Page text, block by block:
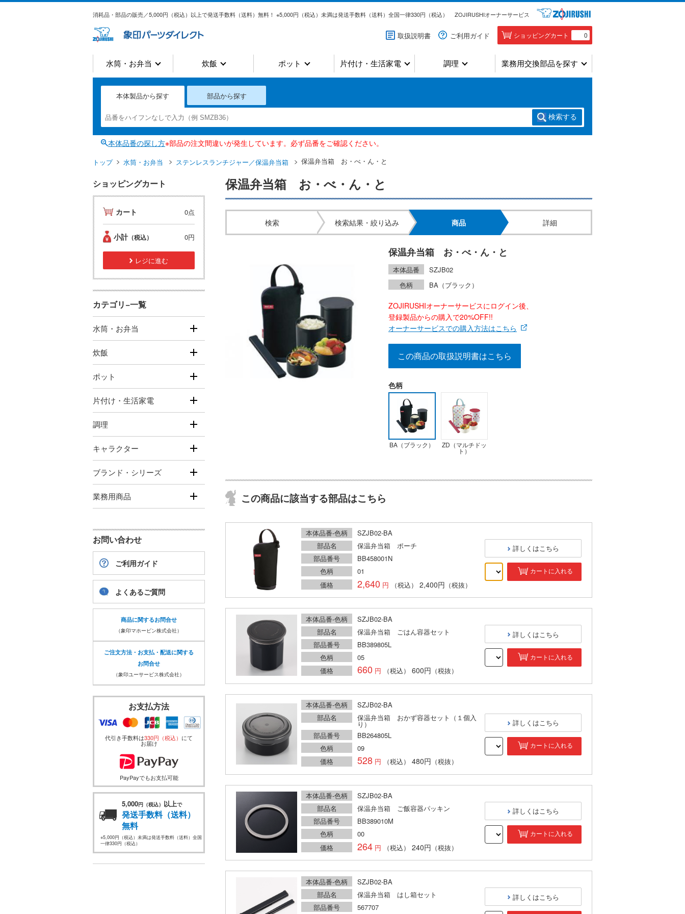
消耗品・部品の販売／5,000円（税込）以上で発送手数料（送料）無料！ ※5,000円（税込）未満は発送手数料（送料）全国一律330円（税込） ZOJIRUSHIオーナーサービス
取扱説明書 ご利用ガイド ショッピングカート 0
水筒・お弁当 炊飯 ポット 片付け・生活家電 調理 業務用交換部品を探す
本体製品から探す 部品から探す
検索する
本体品番の探し方※部品の注文間違いが発生しています。必ず品番をご確認ください。
トップ 水筒・お弁当 ステンレスランチジャー／保温弁当箱 保温弁当箱 お・べ・ん・と
保温弁当箱 お・べ・ん・と
検索 検索結果・絞り込み 商品 詳細
保温弁当箱 お・べ・ん・と
本体品番
SZJB02
色柄
BA（ブラック）
ZOJIRUSHIオーナーサービスにログイン後、
登録製品からの購入で20%OFF!!
オーナーサービスでの購入方法はこちら
この商品の取扱説明書はこちら
色柄
BA（ブラック） ZD（マルチドッ
ト）
この商品に該当する部品はこちら
本体品番-色柄
SZJB02-BA
部品名
保温弁当箱 ポーチ
部品番号
BB458001N
色柄
01
価格
2,640 （税込） 2,400円 （税抜）
詳しくはこちら
カートに入れる
本体品番-色柄
SZJB02-BA
部品名
保温弁当箱 ごはん容器セット
部品番号
BB389805L
色柄
05
価格
660 （税込） 600円 （税抜）
詳しくはこちら
カートに入れる
本体品番-色柄
SZJB02-BA
部品名
保温弁当箱 おかず容器セット（１個入
り）
部品番号
BB264805L
色柄
09
価格
528 （税込） 480円 （税抜）
詳しくはこちら
カートに入れる
本体品番-色柄
SZJB02-BA
部品名
保温弁当箱 ご飯容器パッキン
部品番号
BB389010M
色柄
00
価格
264 （税込） 240円 （税抜）
詳しくはこちら
カートに入れる
本体品番-色柄
SZJB02-BA
部品名
保温弁当箱 はし箱セット
部品番号
567707
詳しくはこちら
ショッピングカート
カート 0点
小計 （税込） 0円
レジに進む
カテゴリ−一覧
水筒・お弁当
炊飯
ポット
片付け・生活家電
調理
キャラクター
ブランド・シリーズ
業務用商品
お問い合わせ
ご利用ガイド
よくあるご質問
商品に関するお問合せ
（象印マホービン株式会社）
ご注文方法・お支払・配送に関する
お問合せ
（象印ユーサービス株式会社）
お支払方法
代引き手数料は330円（税込） にて
お届け
PayPayでもお支払可能
5,000円（税込） 以上で
発送手数料（送料）
無料
※5,000円（税込）未満は発送手数料（送料）全国
一律330円（税込）